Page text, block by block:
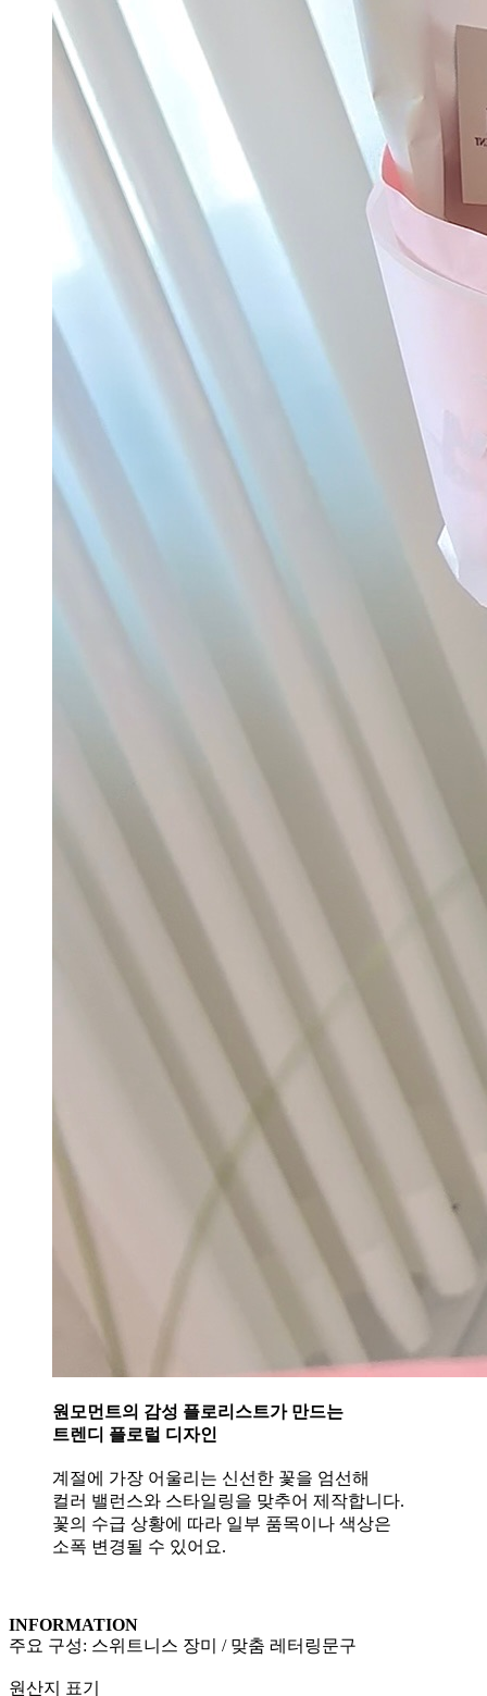
원모먼트의 감성 플로리스트가 만드는
트렌디 플로럴 디자인
계절에 가장 어울리는 신선한 꽃을 엄선해
컬러 밸런스와 스타일링을 맞추어 제작합니다.
꽃의 수급 상황에 따라 일부 품목이나 색상은
소폭 변경될 수 있어요.
INFORMATION
주요 구성: 스위트니스 장미 / 맞춤 레터링문구
원산지 표기